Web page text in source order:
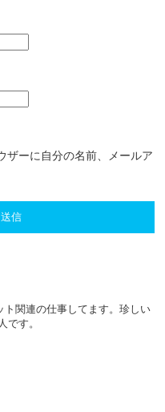
ザーに自分の名前、メールア
ト関連の仕事してます。珍しい
です。